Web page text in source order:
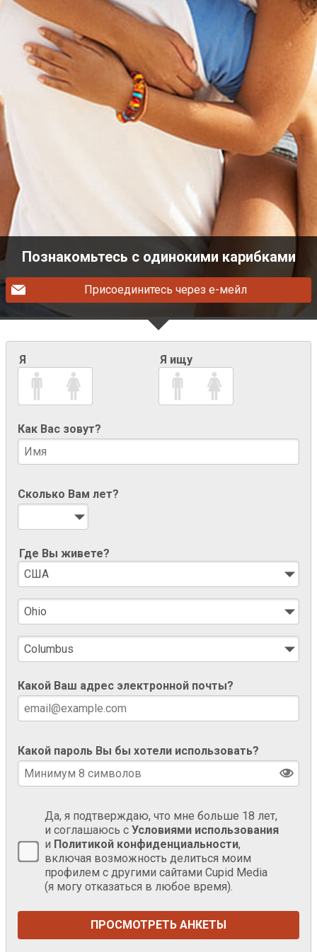
Познакомьтесь с одинокими карибками
Присоединитесь через е-мейл
Я Я ищу
Как Вас зовут?
Сколько Вам лет?
Где Вы живете?
Какой Ваш адрес электронной почты?
Какой пароль Вы бы хотели использовать?
Да, я подтверждаю, что мне больше 18 лет,
и соглашаюсь с Условиями использования
и Политикой конфиденциальности,
включая возможность делиться моим
профилем с другими сайтами Cupid Media
(я могу отказаться в любое время).